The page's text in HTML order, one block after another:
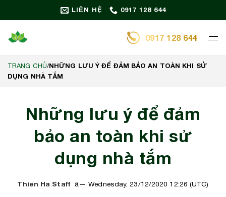
qua
dung
LIÊN HỆ 0917 128 644
0917 128 644
TRANG CHỦ/NHỮNG LƯU Ý ĐỂ ĐẢM BẢO AN TOÀN KHI SỬ
DỤNG NHÀ TẮM
Những lưu ý để đảm
bảo an toàn khi sử
dụng nhà tắm
Thien Ha Staff Wednesday, 23/12/2020 12:26 (UTC)